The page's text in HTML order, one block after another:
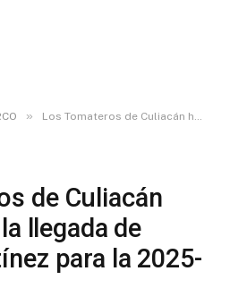
» Los Tomateros de Culiacán hacen oficial la llegada de Orlando Martínez para la 2025-2026
de Culiacán
llegada de
para la 2025-